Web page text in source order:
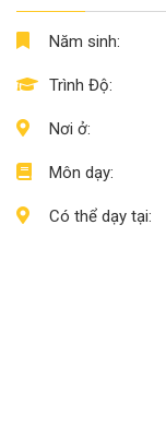
Năm sinh:
Trình Độ:
Nơi ở:
Môn dạy:
Có thể dạy tại: